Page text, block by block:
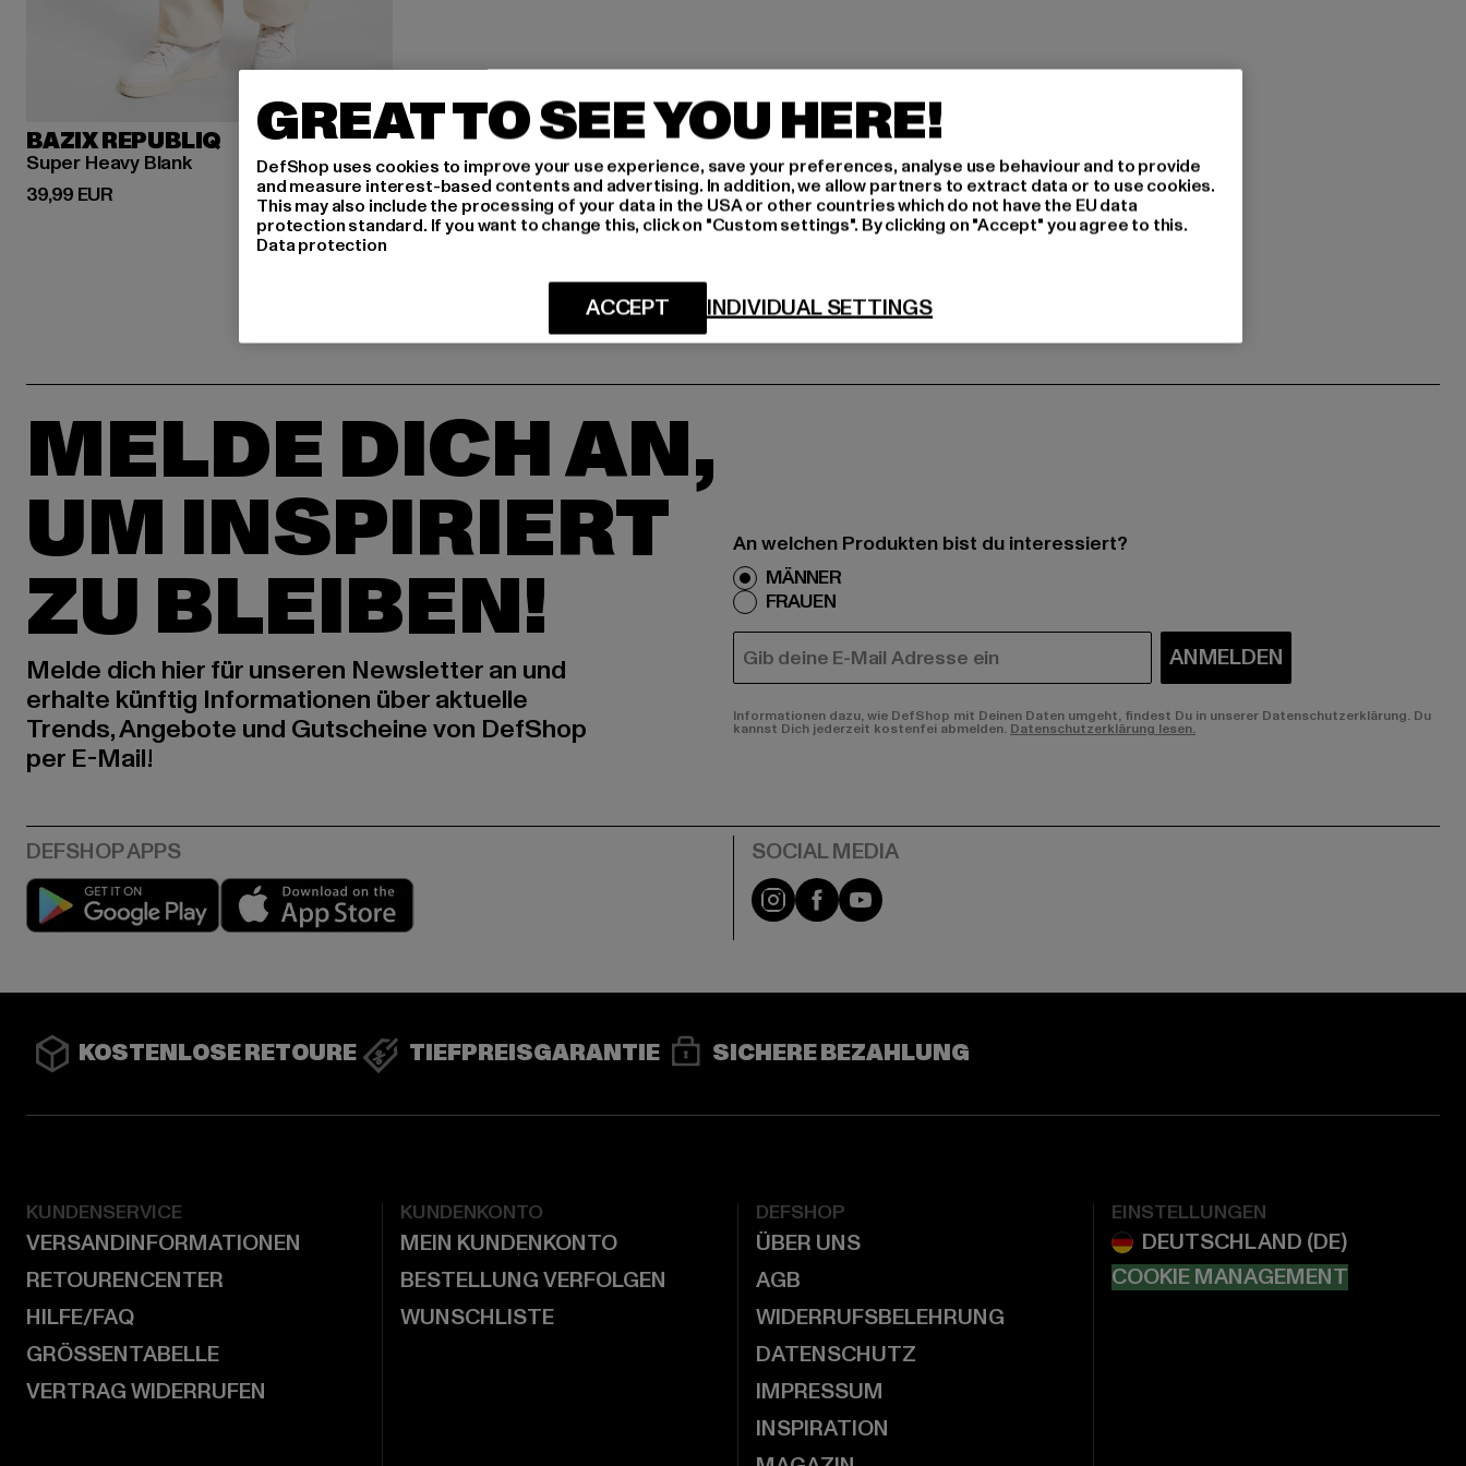
BAZIX REPUBLIQ
Super Heavy Blank
39,99 EUR
Derzeitiger Preis: 39,99 EUR
MELDE DICH AN,
UM INSPIRIERT
ZU BLEIBEN!
Melde dich hier für unseren Newsletter an und
erhalte künftig Informationen über aktuelle
Trends, Angebote und Gutscheine von DefShop
per E-Mail!
An welchen Produkten bist du interessiert?
MÄNNER
FRAUEN
E-MAIL ANMELDEN
Informationen dazu, wie DefShop mit Deinen Daten umgeht, findest Du in unserer Datenschutzerklärung. Du
kannst Dich jederzeit kostenfei abmelden. Datenschutzerklärung lesen.
Play market Instagram
FacebookYouTube
KOSTENLOSE RETOURE TIEFPREISGARANTIE SICHERE BEZAHLUNG
KUNDENSERVICE
VERSANDINFORMATIONEN
RETOURENCENTER
HILFE/FAQ
GRÖSSENTABELLE
VERTRAG WIDERRUFEN
KUNDENKONTO
MEIN KUNDENKONTO
BESTELLUNG VERFOLGEN
WUNSCHLISTE
DEFSHOP
ÜBER UNS
AGB
WIDERRUFSBELEHRUNG
DATENSCHUTZ
IMPRESSUM
INSPIRATION
EINSTELLUNGEN
COOKIE MANAGEMENT
GREAT TO SEE YOU HERE!
DefShop uses cookies to improve your use experience, save your preferences, analyse use behaviour and to provide
and measure interest-based contents and advertising. In addition, we allow partners to extract data or to use cookies.
This may also include the processing of your data in the USA or other countries which do not have the EU data
protection standard. If you want to change this, click on "Custom settings". By clicking on "Accept" you agree to this.
Data protection
INDIVIDUAL SETTINGS
ACCEPT